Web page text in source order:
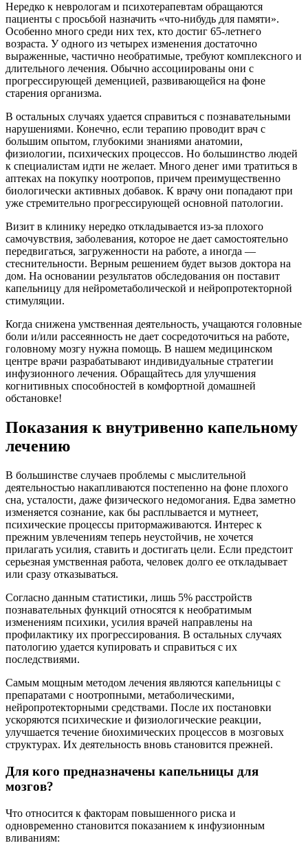
Нередко к неврологам и психотерапевтам обращаются
пациенты с просьбой назначить «что-нибудь для памяти».
Особенно много среди них тех, кто достиг 65-летнего
возраста. У одного из четырех изменения достаточно
выраженные, частично необратимые, требуют комплексного и
длительного лечения. Обычно ассоциированы они с
прогрессирующей деменцией, развивающейся на фоне
старения организма.
В остальных случаях удается справиться с познавательными
нарушениями. Конечно, если терапию проводит врач с
большим опытом, глубокими знаниями анатомии,
физиологии, психических процессов. Но большинство людей
к специалистам идти не желает. Много денег ими тратиться в
аптеках на покупку ноотропов, причем преимущественно
биологически активных добавок. К врачу они попадают при
уже стремительно прогрессирующей основной патологии.
Визит в клинику нередко откладывается из-за плохого
самочувствия, заболевания, которое не дает самостоятельно
передвигаться, загруженности на работе, а иногда —
стеснительности. Верным решением будет вызов доктора на
дом. На основании результатов обследования он поставит
капельницу для нейрометаболической и нейропротекторной
стимуляции.
Когда снижена умственная деятельность, учащаются головные
боли и/или рассеянность не дает сосредоточиться на работе,
головному мозгу нужна помощь. В нашем медицинском
центре врачи разрабатывают индивидуальные стратегии
инфузионного лечения. Обращайтесь для улучшения
когнитивных способностей в комфортной домашней
обстановке!
Показания к внутривенно капельному
лечению
В большинстве случаев проблемы с мыслительной
деятельностью накапливаются постепенно на фоне плохого
сна, усталости, даже физического недомогания. Едва заметно
изменяется сознание, как бы расплывается и мутнеет,
психические процессы притормаживаются. Интерес к
прежним увлечениям теперь неустойчив, не хочется
прилагать усилия, ставить и достигать цели. Если предстоит
серьезная умственная работа, человек долго ее откладывает
или сразу отказываться.
Согласно данным статистики, лишь 5% расстройств
познавательных функций относятся к необратимым
изменениям психики, усилия врачей направлены на
профилактику их прогрессирования. В остальных случаях
патологию удается купировать и справиться с их
последствиями.
Самым мощным методом лечения являются капельницы с
препаратами с ноотропными, метаболическими,
нейропротекторными средствами. После их постановки
ускоряются психические и физиологические реакции,
улучшается течение биохимических процессов в мозговых
структурах. Их деятельность вновь становится прежней.
Для кого предназначены капельницы для
мозгов?
Что относится к факторам повышенного риска и
одновременно становится показанием к инфузионным
вливаниям: